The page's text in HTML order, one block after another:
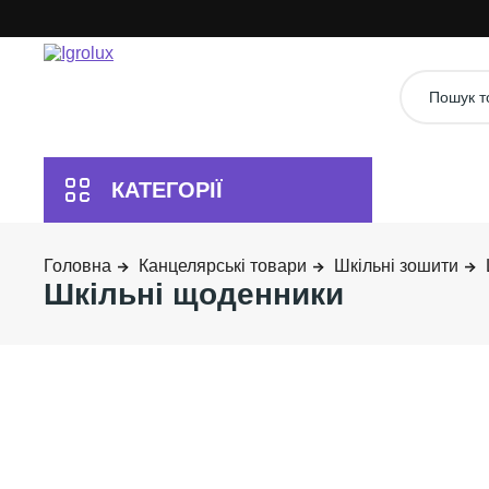
Канцелярські товари Шкільні зошити
Шкільні щоденники